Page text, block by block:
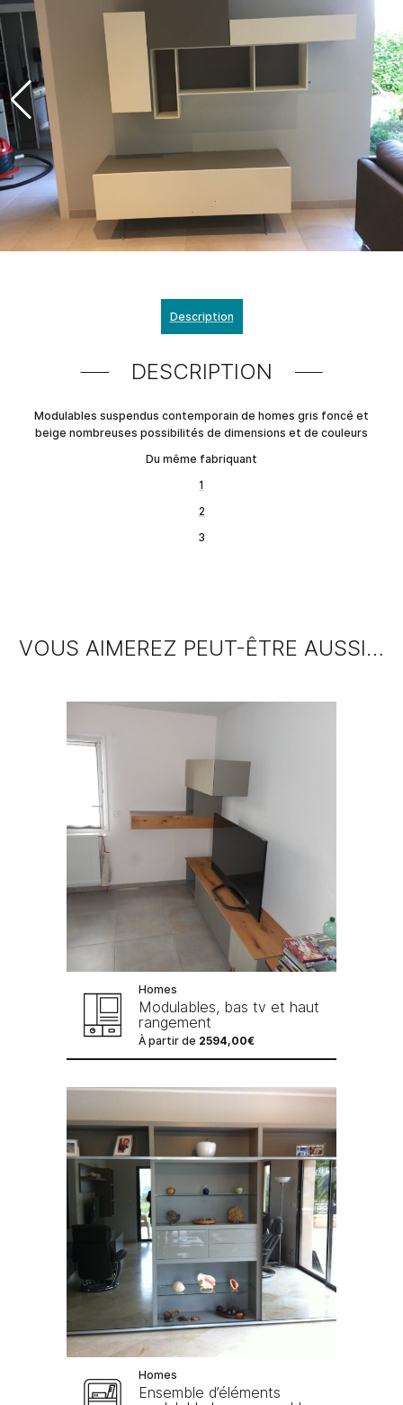
Description
DESCRIPTION
Modulables suspendus contemporain de homes gris foncé et
beige nombreuses possibilités de dimensions et de couleurs
Du même fabriquant
1
2
3
VOUS AIMEREZ PEUT-ÊTRE AUSSI…
Homes
Modulables, bas tv et haut
rangement
À partir de 2594,00€
Homes
Ensemble d’éléments